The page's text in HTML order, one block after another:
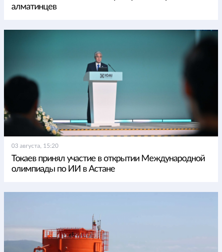
алматинцев
03 августа, 15:20
Токаев принял участие в открытии Международной
олимпиады по ИИ в Астане